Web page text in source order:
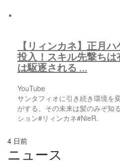
【リィンカネ】正月ハ
投入！スキル先撃ち
は駆逐される …
YouTube
サンタフィオに引き続き環境を
がする。その未来は髪のみぞ知
ション#リィンカネ#NieR.
4 日前
ニュース